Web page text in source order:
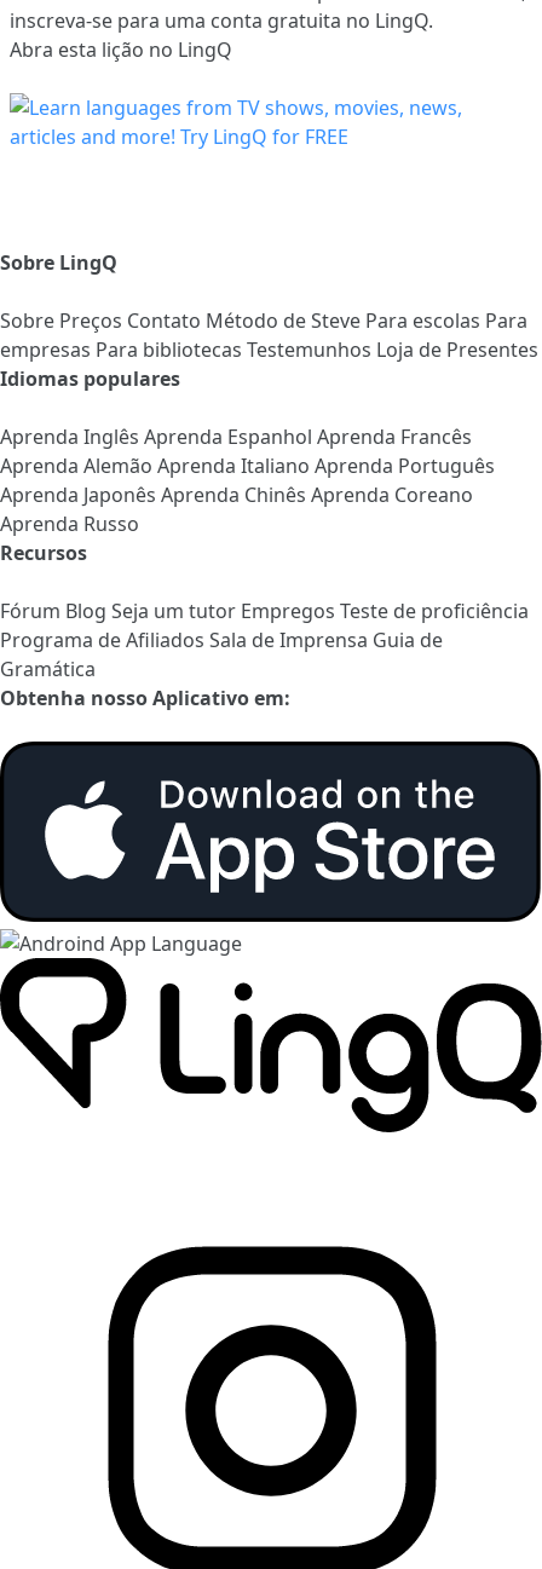
inscreva-se para uma conta gratuita no LingQ.
Abra esta lição no LingQ
Sobre LingQ
Sobre Preços Contato Método de Steve Para escolas Para
empresas Para bibliotecas Testemunhos Loja de Presentes
Idiomas populares
Aprenda Inglês Aprenda Espanhol Aprenda Francês
Aprenda Alemão Aprenda Italiano Aprenda Português
Aprenda Japonês Aprenda Chinês Aprenda Coreano
Aprenda Russo
Recursos
Fórum Blog Seja um tutor Empregos Teste de proficiência
Programa de Afiliados Sala de Imprensa Guia de
Gramática
Obtenha nosso Aplicativo em: